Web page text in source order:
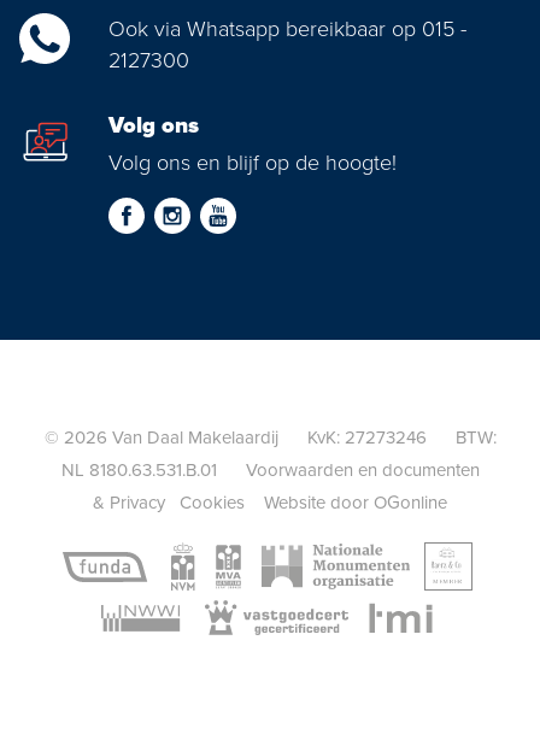
Ook via Whatsapp bereikbaar op 015 -
2127300
Volg ons
Volg ons en blijf op de hoogte!
© 2026 Van Daal Makelaardij KvK: 27273246 BTW:
NL 8180.63.531.B.01 Voorwaarden en documenten
& Privacy Cookies Website door OGonline